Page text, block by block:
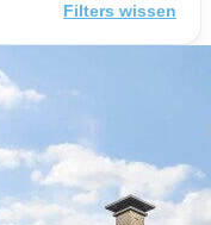
Filters wissen